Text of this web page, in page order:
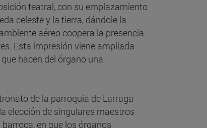
teatral, con su emplazamiento
celeste y la tierra, dándole la
aéreo coopera la presencia
Esta impresión viene ampliada
hacen del órgano una
de la parroquia de Larraga
elección de singulares maestros
en que los órganos